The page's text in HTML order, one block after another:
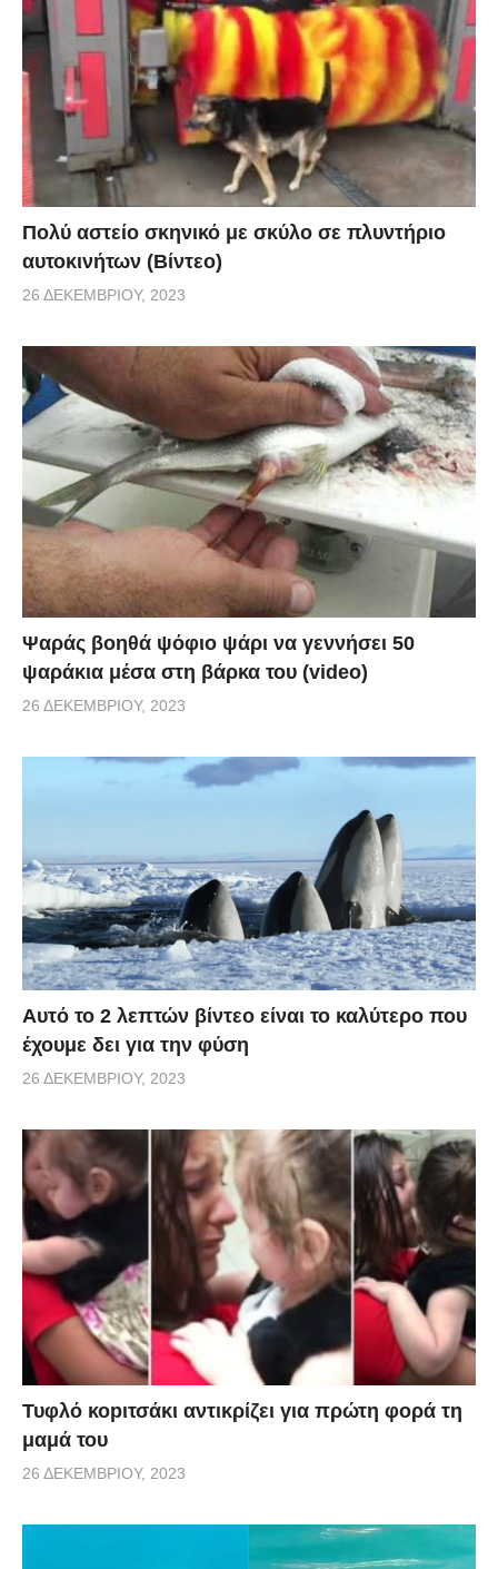
Πολύ αστείο σκηνικό με σκύλο σε πλυντήριο
αυτοκινήτων (Βίντεο)
26 ΔΕΚΕΜΒΡΊΟΥ, 2023
Ψαράς βοηθά ψόφιο ψάρι να γεννήσει 50
ψαράκια μέσα στη βάρκα του (video)
26 ΔΕΚΕΜΒΡΊΟΥ, 2023
Αυτό το 2 λεπτών βίντεο είναι το καλύτερο που
έχουμε δει για την φύση
26 ΔΕΚΕΜΒΡΊΟΥ, 2023
Τυφλό κοpιτσάκι αντικρίζει για πρώτη φορά τη
μαμά του
26 ΔΕΚΕΜΒΡΊΟΥ, 2023